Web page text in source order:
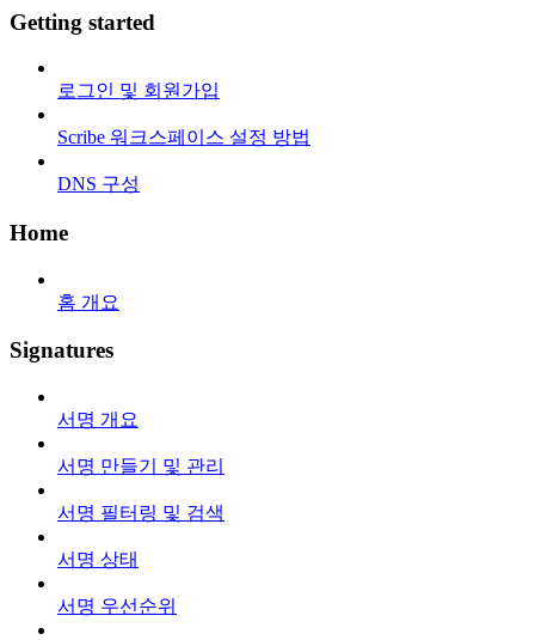
Getting started
로그인 및 회원가입
Scribe 워크스페이스 설정 방법
DNS 구성
Home
홈 개요
Signatures
서명 개요
서명 만들기 및 관리
서명 필터링 및 검색
서명 상태
서명 우선순위